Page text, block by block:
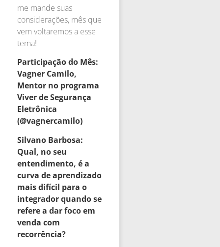
me mande suas
considerações, mês que
vem voltaremos a esse
tema!
Participação do Mês:
Vagner Camilo,
Mentor no programa
Viver de Segurança
Eletrônica
(@vagnercamilo)
Silvano Barbosa:
Qual, no seu
entendimento, é a
curva de aprendizado
mais difícil para o
integrador quando se
refere a dar foco em
venda com
recorrência?